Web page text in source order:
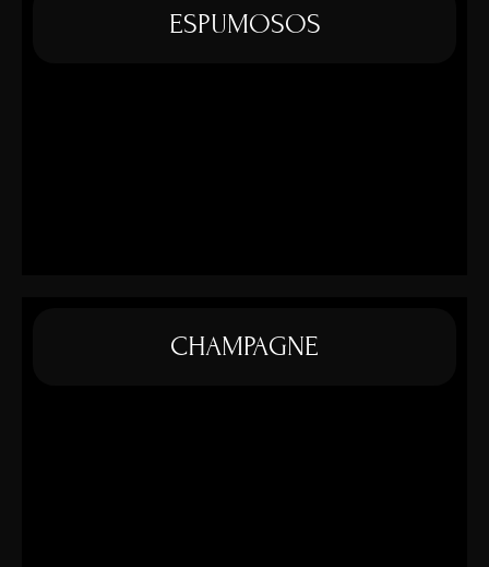
ESPUMOSOS
CHAMPAGNE